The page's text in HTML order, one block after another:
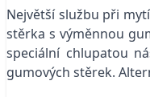
Největší službu při
stěrka s výměnnou
speciální chlupatou
gumových stěrek.